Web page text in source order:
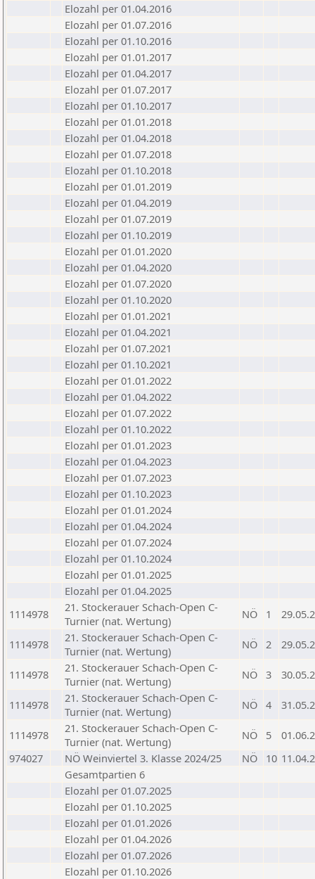
Elozahl per 01.04.2016
Elozahl per 01.07.2016
Elozahl per 01.10.2016
Elozahl per 01.01.2017
Elozahl per 01.04.2017
Elozahl per 01.07.2017
Elozahl per 01.10.2017
Elozahl per 01.01.2018
Elozahl per 01.04.2018
Elozahl per 01.07.2018
Elozahl per 01.10.2018
Elozahl per 01.01.2019
Elozahl per 01.04.2019
Elozahl per 01.07.2019
Elozahl per 01.10.2019
Elozahl per 01.01.2020
Elozahl per 01.04.2020
Elozahl per 01.07.2020
Elozahl per 01.10.2020
Elozahl per 01.01.2021
Elozahl per 01.04.2021
Elozahl per 01.07.2021
Elozahl per 01.10.2021
Elozahl per 01.01.2022
Elozahl per 01.04.2022
Elozahl per 01.07.2022
Elozahl per 01.10.2022
Elozahl per 01.01.2023
Elozahl per 01.04.2023
Elozahl per 01.07.2023
Elozahl per 01.10.2023
Elozahl per 01.01.2024
Elozahl per 01.04.2024
Elozahl per 01.07.2024
Elozahl per 01.10.2024
Elozahl per 01.01.2025
Elozahl per 01.04.2025
1114978
21. Stockerauer Schach-Open C-
Turnier (nat. Wertung)
NÖ 1
1114978
21. Stockerauer Schach-Open C-
Turnier (nat. Wertung)
NÖ 2
1114978
21. Stockerauer Schach-Open C-
Turnier (nat. Wertung)
NÖ 3
1114978
21. Stockerauer Schach-Open C-
Turnier (nat. Wertung)
NÖ 4
1114978
21. Stockerauer Schach-Open C-
Turnier (nat. Wertung)
NÖ 5
974027
NÖ Weinviertel 3. Klasse 2024/25 NÖ 10
Gesamtpartien 6
Elozahl per 01.07.2025
Elozahl per 01.10.2025
Elozahl per 01.01.2026
Elozahl per 01.04.2026
Elozahl per 01.07.2026
Elozahl per 01.10.2026